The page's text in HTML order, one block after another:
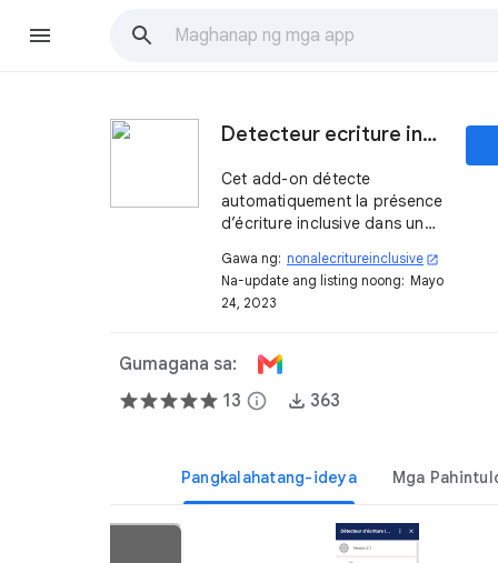
Detecteur ecriture inclusive
Cet add-on détecte
automatiquement la présence
d’écriture inclusive dans un
Gawa ng: nonalecritureinclusive open_in_new
Na-update ang listing noong: Mayo
24, 2023
Gumagana sa:
13 info 363
Pangkalahatang-ideya Mga